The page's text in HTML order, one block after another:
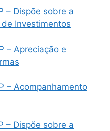
– Dispõe sobre a
Investimentos
– Apreciação e
– Acompanhamento
– Dispõe sobre a